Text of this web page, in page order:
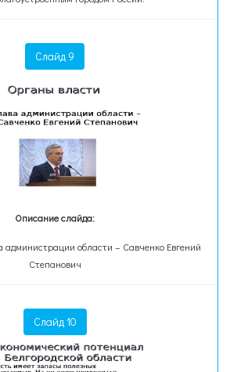
Слайд 9
Описание слайда:
администрации области – Савченко Евгений
Степанович
Слайд 10